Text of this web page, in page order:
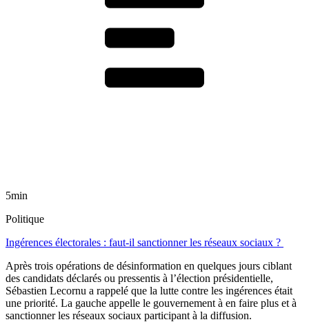
5min
Politique
Ingérences électorales : faut-il sanctionner les réseaux sociaux ?
Après trois opérations de désinformation en quelques jours ciblant
des candidats déclarés ou pressentis à l’élection présidentielle,
Sébastien Lecornu a rappelé que la lutte contre les ingérences était
une priorité. La gauche appelle le gouvernement à en faire plus et à
sanctionner les réseaux sociaux participant à la diffusion.